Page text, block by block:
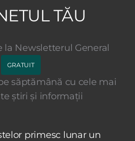
TĂU
la Newsletterul General
GRATUIT
săptămână cu cele mai
știri și informații
primesc lunar un